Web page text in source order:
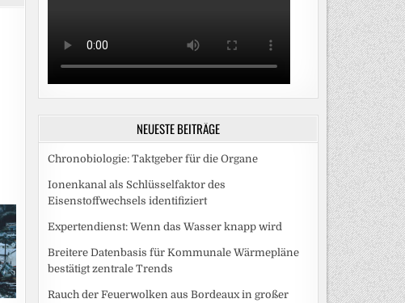
NEUESTE BEITRÄGE
Chronobiologie: Taktgeber für die Organe
Ionenkanal als Schlüsselfaktor des
Eisenstoffwechsels identifiziert
Expertendienst: Wenn das Wasser knapp wird
Breitere Datenbasis für Kommunale Wärmepläne
bestätigt zentrale Trends
Rauch der Feuerwolken aus Bordeaux in großer